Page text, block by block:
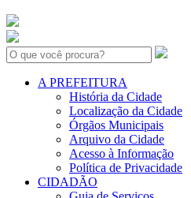
Search:
A PREFEITURA
História da Cidade
Localização da Cidade
Órgãos Municipais
Arquivo da Cidade
Acesso à Informação
Política de Privacidade
CIDADÃO